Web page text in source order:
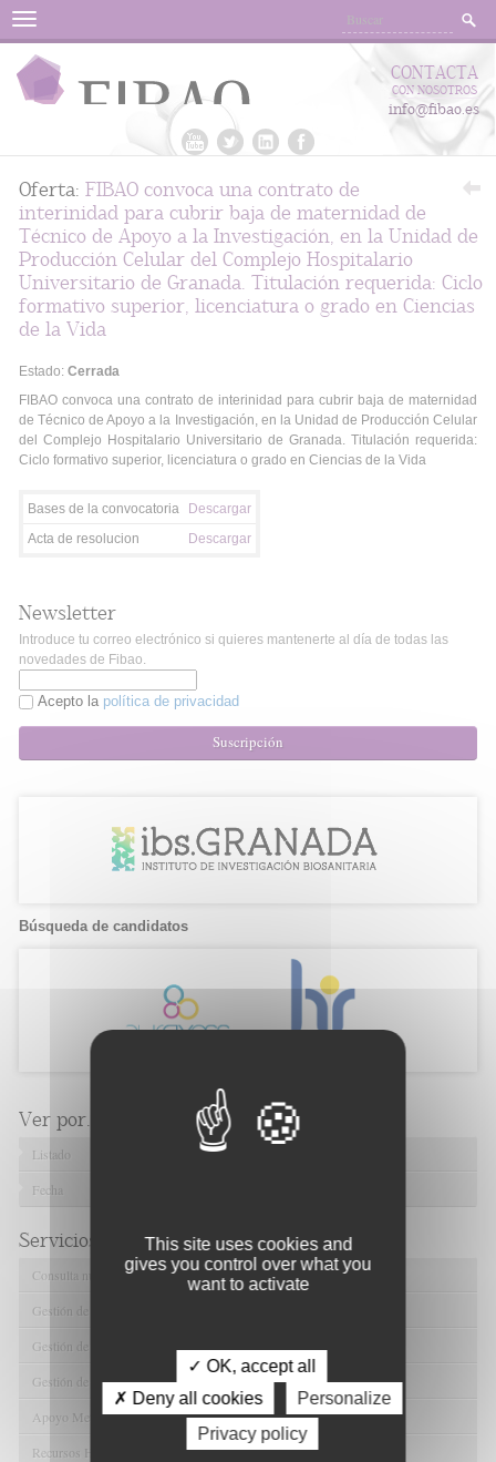
Menu
CONTACTA
CON NOSOTROS
info@fibao.es
Oferta: FIBAO convoca una contrato de
interinidad para cubrir baja de maternidad de
Técnico de Apoyo a la Investigación, en la Unidad de
Producción Celular del Complejo Hospitalario
Universitario de Granada. Titulación requerida: Ciclo
formativo superior, licenciatura o grado en Ciencias
de la Vida
Estado: Cerrada
FIBAO convoca una contrato de interinidad para cubrir baja de maternidad
de Técnico de Apoyo a la Investigación, en la Unidad de Producción Celular
del Complejo Hospitalario Universitario de Granada. Titulación requerida:
Ciclo formativo superior, licenciatura o grado en Ciencias de la Vida
Bases de la convocatoria
Descargar
Acta de resolucion
Descargar
Newsletter
Introduce tu correo electrónico si quieres mantenerte al día de todas las
novedades de Fibao.
Acepto la política de privacidad
Suscripción
Búsqueda de candidatos
Ver por...
Listado
Fecha
Servicios de FIBAO
Consulta nuestras Ofertas Tecnológicas
Gestión de Ensayos Clínicos y Estudios Observacionales
Gestión de la Innovación y la Transferencia Tecnológica
Gestión de Ayudas y Oportunidad de Financiación
Apoyo Metodológico y/o Estadístico
Recursos Humanos
This site uses cookies and
gives you control over what you
want to activate
✓ OK, accept all
✗ Deny all cookies
Personalize
Privacy policy